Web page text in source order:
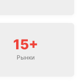
15+
Рынки